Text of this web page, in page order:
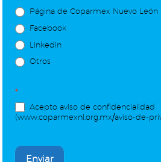
Página de Coparmex Nuevo León
Facebook
Linkedin
Otros
*
Acepto aviso de confidencialidad
(www.coparmexnl.org.mx/aviso-de-
Enviar